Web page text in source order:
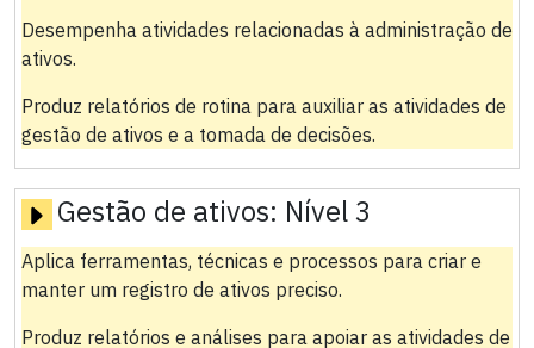
Desempenha atividades relacionadas à administração de
ativos.
Produz relatórios de rotina para auxiliar as atividades de
gestão de ativos e a tomada de decisões.
Gestão de ativos: Nível 3
Aplica ferramentas, técnicas e processos para criar e
manter um registro de ativos preciso.
Produz relatórios e análises para apoiar as atividades de